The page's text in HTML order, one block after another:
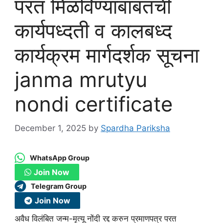
परत मिळविण्याबाबतची
कार्यपध्दती व कालबध्द
कार्यक्रम मार्गदर्शक सूचना
janma mrutyu
nondi certificate
December 1, 2025 by Spardha Pariksha
WhatsApp Group
Join Now
Telegram Group
Join Now
अवैध विलंबित जन्म-मृत्यू नोंदी रद्द करुन प्रमाणपत्र परत